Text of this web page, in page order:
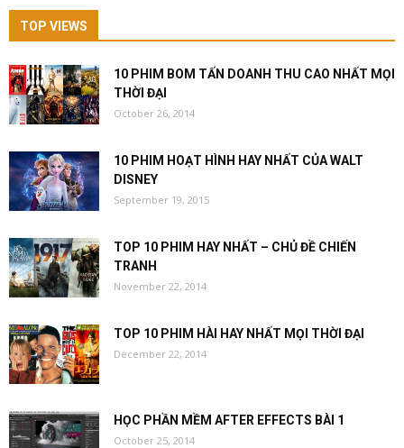
TOP VIEWS
10 PHIM BOM TẤN DOANH THU CAO NHẤT MỌI
THỜI ĐẠI
October 26, 2014
10 PHIM HOẠT HÌNH HAY NHẤT CỦA WALT
DISNEY
September 19, 2015
TOP 10 PHIM HAY NHẤT – CHỦ ĐỀ CHIẾN
TRANH
November 22, 2014
TOP 10 PHIM HÀI HAY NHẤT MỌI THỜI ĐẠI
December 22, 2014
HỌC PHẦN MỀM AFTER EFFECTS BÀI 1
October 25, 2014